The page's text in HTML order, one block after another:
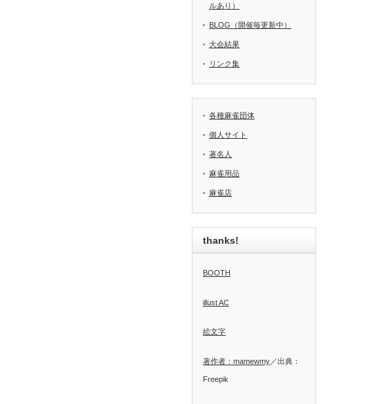
ルあり）
BLOG（開催毎更新中）
大会結果
リンク集
各種麻雀団体
個人サイト
著名人
麻雀用品
麻雀店
thanks!
BOOTH
illust AC
絵文字
著作者：mamewmy ／出典：
Freepik